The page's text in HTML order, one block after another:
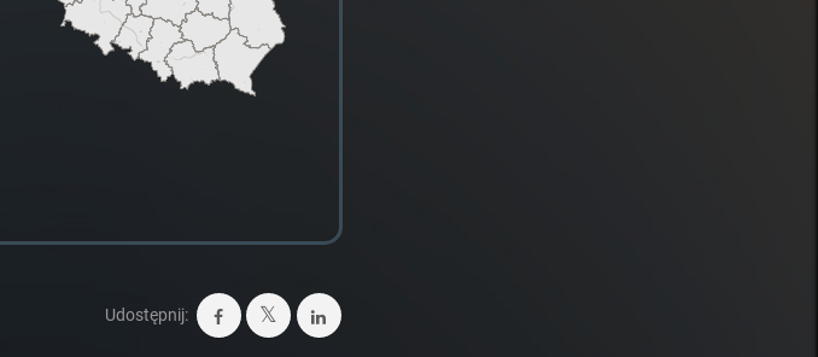
Udostępnij: